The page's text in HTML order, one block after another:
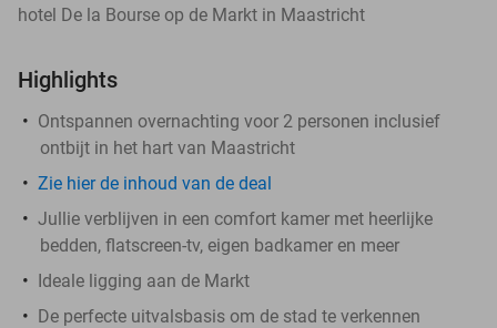
hotel De la Bourse op de Markt in Maastricht
Highlights
Ontspannen overnachting voor 2 personen inclusief
ontbijt in het hart van Maastricht
Zie hier de inhoud van de deal
Jullie verblijven in een comfort kamer met heerlijke
bedden, flatscreen-tv, eigen badkamer en meer
Ideale ligging aan de Markt
De perfecte uitvalsbasis om de stad te verkennen